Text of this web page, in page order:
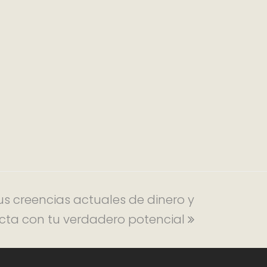
creencias actuales de dinero y
con tu verdadero potencial